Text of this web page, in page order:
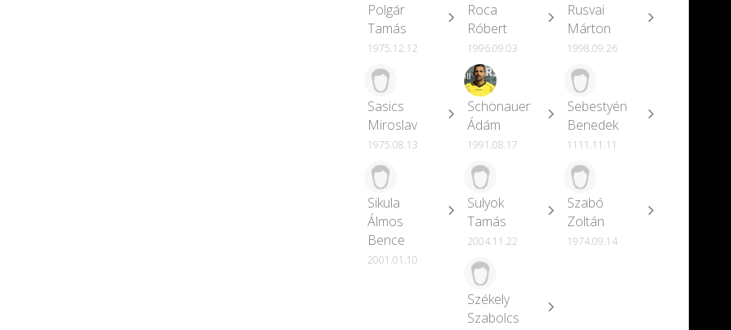
Polgár
Tamás
1975.12.12
Roca
Róbert
1996.09.03
Rusvai
Márton
1998.09.26
Sasics
Miroslav
1975.08.13
Schönauer
Ádám
1991.08.17
Sebestyén
Benedek
1111.11.11
Sikula
Álmos
Bence
2001.01.10
Sulyok
Tamás
2004.11.22
Szabó
Zoltán
1974.09.14
Székely
Szabolcs